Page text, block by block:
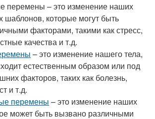
перемены – это изменение наших
шаблонов, которые могут быть
факторами, такими как стресс,
качества и т.д.
– это изменение нашего тела,
естественным образом или под
факторов, таких как болезнь,
и т.д.
перемены – это изменение наших
может быть вызвано различными